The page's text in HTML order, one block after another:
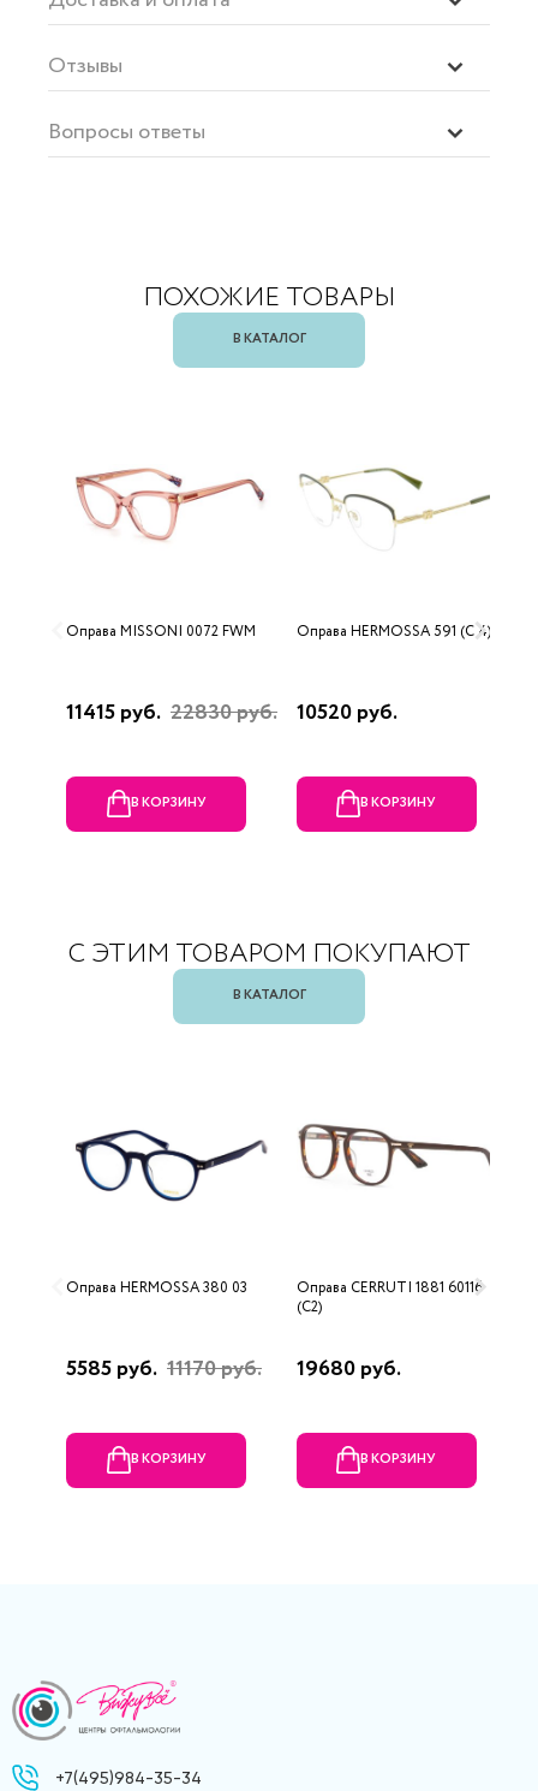
Отзывы
Вопросы ответы
ПОХОЖИЕ ТОВАРЫ
В КАТАЛОГ
Оправа MISSONI 0072 FWM
11415 руб. 22830 руб.
В КОРЗИНУ
Оправа HERMOSSA 591 (C 4)
10520 руб.
В КОРЗИНУ
С ЭТИМ ТОВАРОМ ПОКУПАЮТ
В КАТАЛОГ
Оправа HERMOSSA 380 03
5585 руб. 11170 руб.
В КОРЗИНУ
Оправа CERRUTI 1881 60116
(C2)
19680 руб.
В КОРЗИНУ
+7(495)984-35-34